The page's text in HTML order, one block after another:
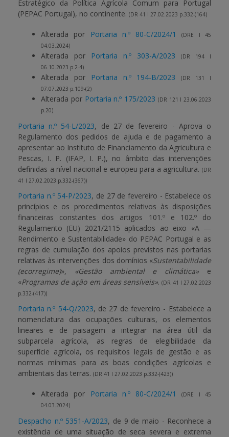
Estratégico da Política Agrícola Comum para Portugal
(PEPAC Portugal), no continente. (DR 41 I 27.02.2023 p.332-(164)
Alterada por Portaria n.º 80-C/2024/1
(DRE I 45
04.03.2024)
Alterada por Portaria n.º 303-A/2023
(DR 194 I
06.10.2023 p.2-4)
Alterada por Portaria n.º 194-B/2023
(DR 131 I
07.07.2023 p.109-(2)
Alterada por Portaria n.º 175/2023 (DR 121 I 23.06.2023
p.20)
Portaria n.º 54-L/2023, de 27 de fevereiro - Aprova o
Regulamento dos pedidos de ajuda e de pagamento a
apresentar ao Instituto de Financiamento da Agricultura e
Pescas, I. P. (IFAP, I. P.), no âmbito das intervenções
definidas a nível nacional e europeu para a agricultura. (DR
41 I 27.02.2023 p.332-(367))
Portaria n.º 54-P/2023, de 27 de fevereiro - Estabelece os
princípios e os procedimentos relativos às disposições
financeiras constantes dos artigos 101.º e 102.º do
Regulamento (EU) 2021/2115 aplicados ao eixo «A —
Rendimento e Sustentabilidade» do PEPAC Portugal e as
regras de cumulação dos apoios previstos nas portarias
relativas às intervenções dos domínios «Sustentabilidade
(ecorregime)», «Gestão ambiental e climática» e
«Programas de ação em áreas sensíveis».(DR 41 I 27.02.2023
p.332-(417))
Portaria n.º 54-Q/2023, de 27 de fevereiro - Estabelece a
nomenclatura das ocupações culturais, os elementos
lineares e de paisagem a integrar na área útil da
subparcela agrícola, as regras de elegibilidade da
superfície agrícola, os requisitos legais de gestão e as
normas mínimas para as boas condições agrícolas e
ambientais das terras. (DR 41 I 27.02.2023 p.332-(423))
Alterada por Portaria n.º 80-C/2024/1
(DRE I 45
04.03.2024)
Despacho n.º 5351-A/2023, de 9 de maio - Reconhece a
existência de uma situação de seca severa e extrema